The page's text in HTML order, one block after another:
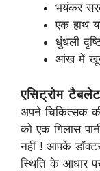
भयंकर
एक हाथ
धुंधली
आंख में खून
एसिट्रोम
अपने चिकित्सक
को एक गिलास
नहीं ! आपके
स्थिति के आधार